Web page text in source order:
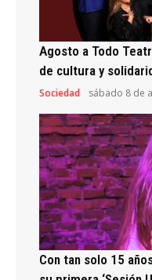
Agosto a Todo
de cultura y
Sociedad sábado 8 de
Con tan solo 15